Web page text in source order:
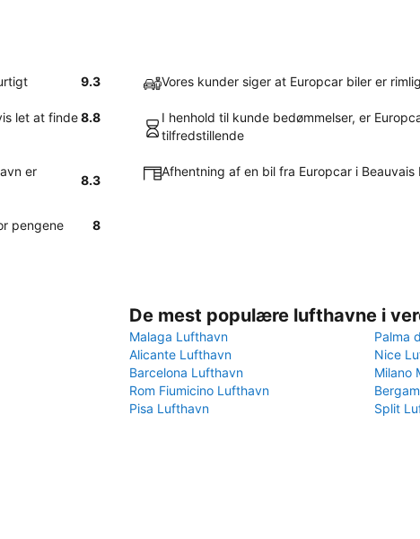
9.3 Vores kunder siger at Europcar biler er
let at finde8.8
I henhold til kunde bedømmelser, er
tilfredstillende
er
8.3
Afhentning af en bil fra Europcar i
pengene 8
De mest populære lufthavne i
Malaga Lufthavn
Palma
Alicante Lufthavn
Nice
Barcelona Lufthavn
Milano
Rom Fiumicino Lufthavn
Pisa Lufthavn
Split